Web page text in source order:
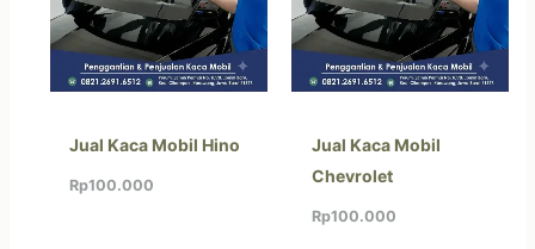
Jual Kaca Mobil Hino
Rp100.000
Jual Kaca Mobil
Chevrolet
Rp100.000